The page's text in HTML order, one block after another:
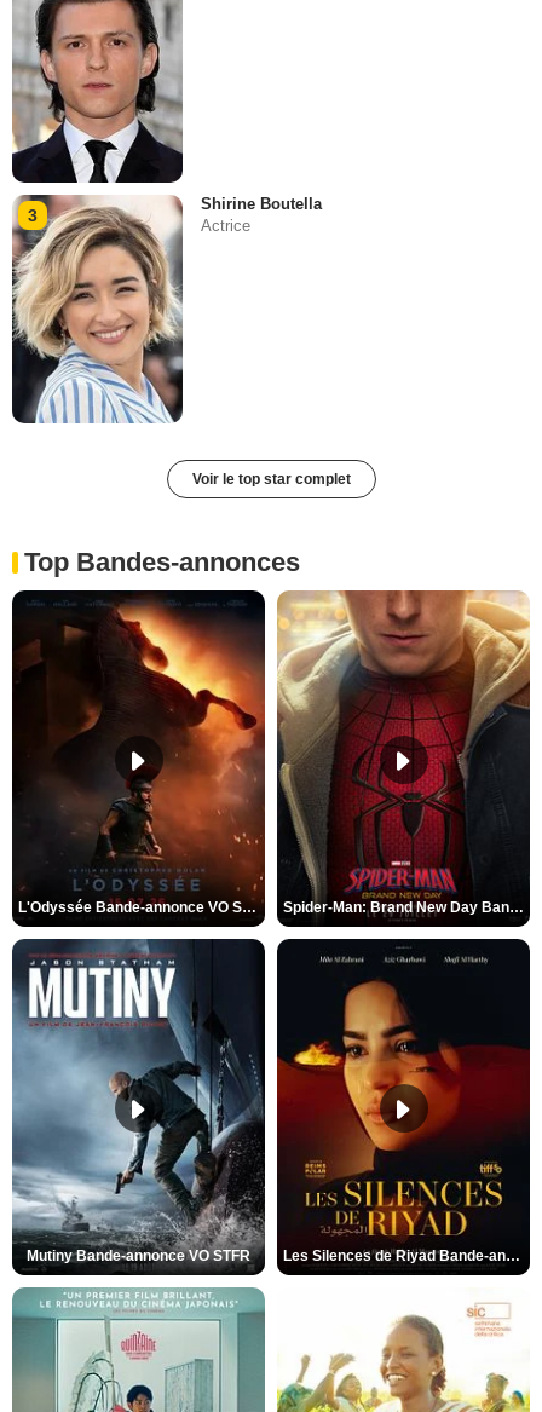
3
Shirine Boutella
Actrice
Voir le top star complet
Top Bandes-annonces
L'Odyssée Bande-annonce VO STFR Spider-Man: Brand New Day Bande-annonce VO STFR
Mutiny Bande-annonce VO STFR Les Silences de Riyad Bande-annonce VO STFR